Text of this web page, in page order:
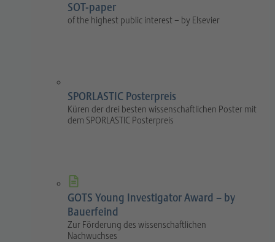
SOT-paper
of the highest public interest – by Elsevier
SPORLASTIC Posterpreis
Küren der drei besten wissenschaftlichen Poster mit
dem SPORLASTIC Posterpreis
GOTS Young Investigator Award – by
Bauerfeind
Zur Förderung des wissenschaftlichen
Nachwuchses